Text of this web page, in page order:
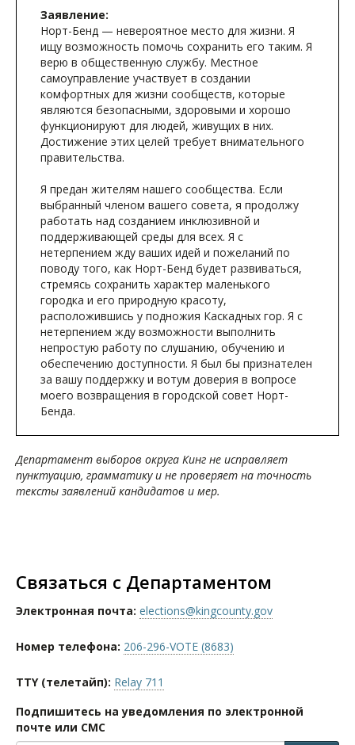
Заявление:
Норт-Бенд — невероятное место для жизни. Я
ищу возможность помочь сохранить его таким. Я
верю в общественную службу. Местное
самоуправление участвует в создании
комфортных для жизни сообществ, которые
являются безопасными, здоровыми и хорошо
функционируют для людей, живущих в них.
Достижение этих целей требует внимательного
правительства.
Я предан жителям нашего сообщества. Если
выбранный членом вашего совета, я продолжу
работать над созданием инклюзивной и
поддерживающей среды для всех. Я с
нетерпением жду ваших идей и пожеланий по
поводу того, как Норт-Бенд будет развиваться,
стремясь сохранить характер маленького
городка и его природную красоту,
расположившись у подножия Каскадных гор. Я с
нетерпением жду возможности выполнить
непростую работу по слушанию, обучению и
обеспечению доступности. Я был бы признателен
за вашу поддержку и вотум доверия в вопросе
моего возвращения в городской совет Норт-
Бенда.
Департамент выборов округа Кинг не исправляет
пунктуацию, грамматику и не проверяет на точность
тексты заявлений кандидатов и мер.
Связаться с Департаментом
Электронная почта: elections@kingcounty.gov
Номер телефона: 206-296-VOTE (8683)
TTY (телетайп): Relay 711
Подпишитесь на уведомления по электронной
почте или СМС